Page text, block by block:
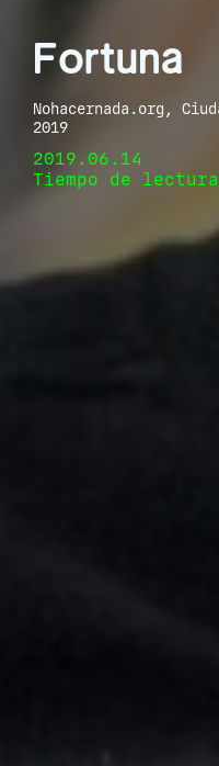
Fortuna
Nohacernada.org,
2019
2019.06.14
Tiempo de